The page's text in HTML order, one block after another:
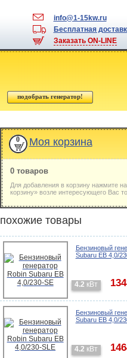
info@1-15kw.ru
Бесплатная
Заказать ON-LINE
0 Моя корзина
0 товаров
Для добавления в корзину нажмите
корзину» возле интересующего Вас
похожие товары
Бензиновый
Subaru EB 4,0/
4.2 кВт
Бензиновый
Subaru EB 4,0/
4.2 кВт